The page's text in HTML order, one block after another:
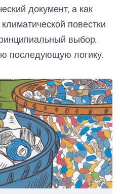
документ, а как
повестки
выбор,
последующую логику.